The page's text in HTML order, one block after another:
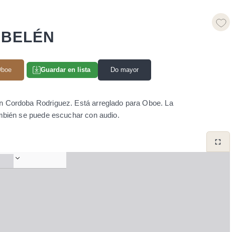
Guardar en lista Do mayor
Rodriguez. Está arreglado para Oboe. La
se puede escuchar con audio.